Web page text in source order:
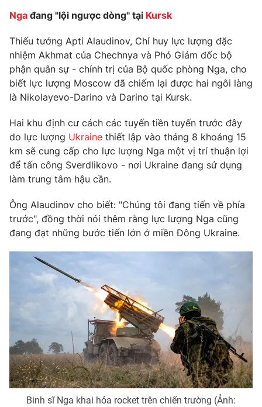
Câu chuyện quốc tế
Góc doanh nghiệp
Dữ liệu và đời sống
Truyền hình
Phim VTV
Hậu trường
Nhân vật
Khán giả
Giải sao mai
Giải trí
Điện ảnh
Âm nhạc
Sao
Du lịch
Làm đẹp
Chất lượng cuộc sống
Giáo dục
Tuyển sinh
Công nghệ
Hitech Công nghệ tương lai
Sản phẩm
Thị trường
Tư vấn
Giao lưu trực tuyến
Lịch phát sóng
Chuyên mục khác
Emagazine Podcast
Photo Infographic
Video Shorts video
Nga đang "lội ngược dòng" tại Kursk
Thiếu tướng Apti Alaudinov, Chỉ huy lực lượng đặc
nhiệm Akhmat của Chechnya và Phó Giám đốc bộ
phận quân sự - chính trị của Bộ quốc phòng Nga, cho
biết lực lượng Moscow đã chiếm lại được hai ngôi làng
là Nikolayevo-Darino và Darino tại Kursk.
Hai khu định cư cách các tuyến tiền tuyến trước đây
do lực lượng Ukraine thiết lập vào tháng 8 khoảng 15
km sẽ cung cấp cho lực lượng Nga một vị trí thuận lợi
để tấn công Sverdlikovo - nơi Ukraine đang sử dụng
làm trung tâm hậu cần.
Ông Alaudinov cho biết: "Chúng tôi đang tiến về phía
trước", đồng thời nói thêm rằng lực lượng Nga cũng
đang đạt những bước tiến lớn ở miền Đông Ukraine.
Binh sĩ Nga khai hỏa rocket trên chiến trường (Ảnh: